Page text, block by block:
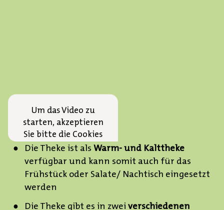
Um das Video zu
starten, akzeptieren
Sie bitte die Cookies
von Youtube.
Annehmen
Die Theke ist als Warm- und Kalttheke
verfügbar und kann somit auch für das
Frühstück oder Salate/ Nachtisch eingesetzt
werden
Die Theke gibt es in zwei verschiedenen